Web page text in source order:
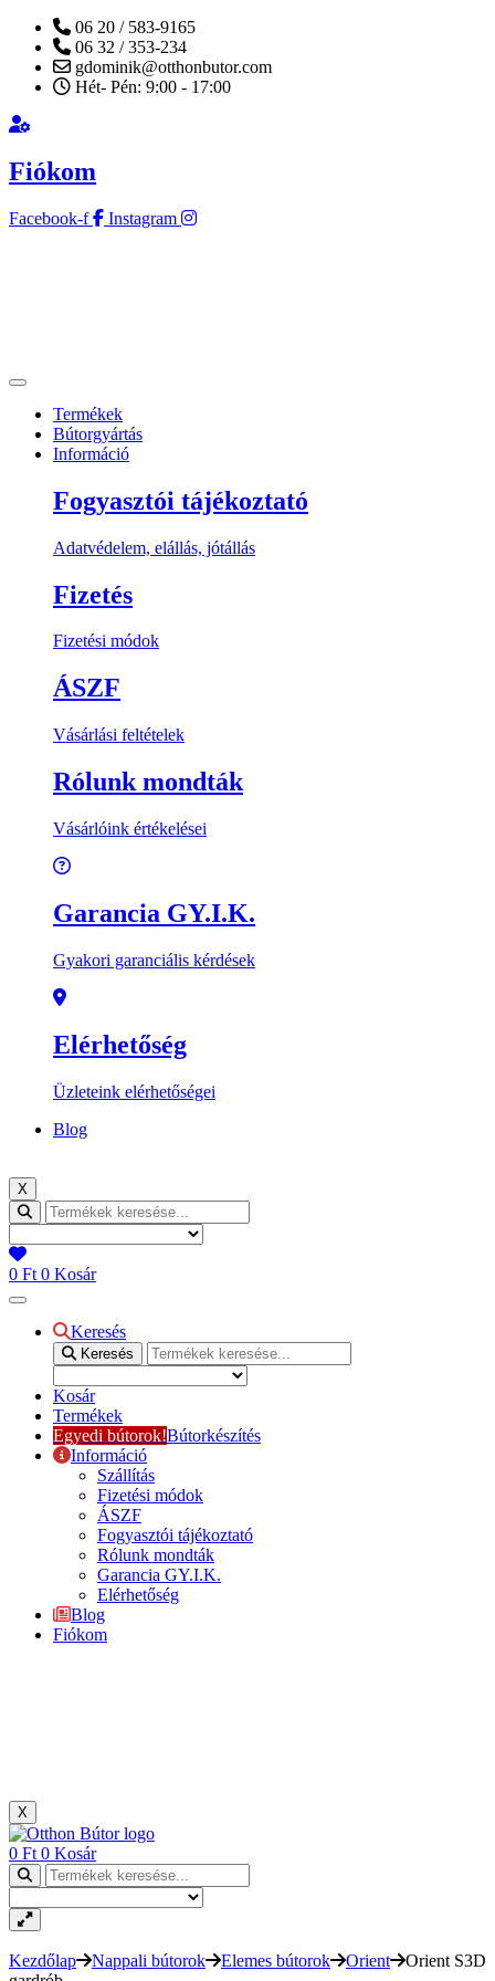
06 20 / 583-9165
06 32 / 353-234
gdominik@otthonbutor.com
Hét- Pén: 9:00 - 17:00
Fiókom
Facebook-f Instagram
Termékek
Bútorgyártás
Információ
Fogyasztói tájékoztató
Adatvédelem, elállás, jótállás
Fizetés
Fizetési módok
ÁSZF
Vásárlási feltételek
Rólunk mondták
Vásárlóink értékelései
Garancia GY.I.K.
Gyakori garanciális kérdések
Elérhetőség
Üzleteink elérhetőségei
Blog
X
0 Ft 0 Kosár
Keresés
Keresés
Kosár
Termékek
Egyedi bútorok!Bútorkészítés
Információ
Szállítás
Fizetési módok
ÁSZF
Fogyasztói tájékoztató
Rólunk mondták
Garancia GY.I.K.
Elérhetőség
Blog
Fiókom
X
0 Ft 0 Kosár
Kezdőlap Nappali bútorok Elemes bútorok Orient
Orient S3D